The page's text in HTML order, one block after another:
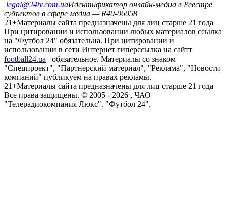
legal@24tv.com.uaИдентификатор онлайн-медиа в Реестре
субъектов в сфере медиа — R40-06058
21+Материалы сайта предназначены для лиц старше 21 года
При цитировании и использовании любых материалов ссылка
на "Футбол 24" обязательна. При цитировании и
использовании в сети Интернет гиперссылка на сайтт
football24.ua
обязательное. Материалы со знаком
"Спецпроект", "Партнерский материал", "Реклама", "Новости
компаний" публикуем на правах рекламы.
21+Материалы сайта предназначены для лиц старше 21 года
Все права защищены. © 2005 - 2026 , ЧАО
"Телерадиокомпания Люкс". "Футбол 24".